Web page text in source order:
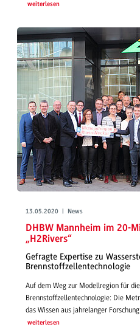
weiterlesen
13.05.2020 | News
DHBW Mannheim im 20-
„H2Rivers“
Gefragte Expertise zu
Brennstoffzellentechnologie
Auf dem Weg zur Modellregion für
Brennstoffzellentechnologie: Die
das Wissen aus jahrelanger
weiterlesen